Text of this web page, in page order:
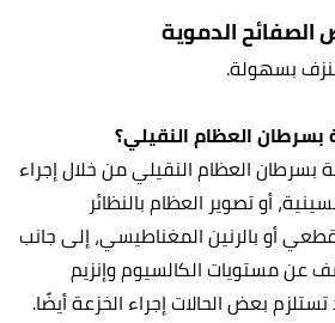
الدموية
بسهولة.
بسرطان العظام النقيلي؟
بسرطان العظام النقيلي من خلال إجراء
أو تصوير العظام بالنظائر
أو بالرنين المغناطيسي، إلى جانب
عن مستويات الكالسيوم وإنزيم
بعض الحالات إجراء الخزعة أيضًا.